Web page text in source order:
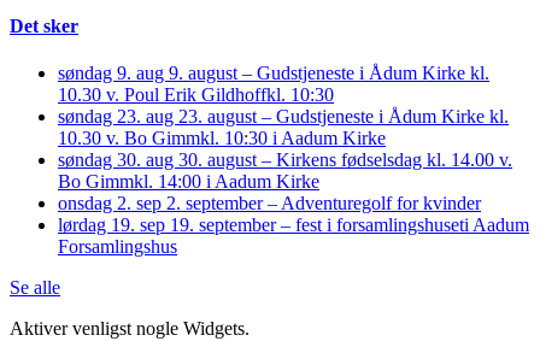
Det sker
søndag 9. aug 9. august – Gudstjeneste i Ådum Kirke kl.
10.30 v. Poul Erik Gildhoffkl. 10:30
søndag 23. aug 23. august – Gudstjeneste i Ådum Kirke kl.
10.30 v. Bo Gimmkl. 10:30 i Aadum Kirke
søndag 30. aug 30. august – Kirkens fødselsdag kl. 14.00 v.
Bo Gimmkl. 14:00 i Aadum Kirke
onsdag 2. sep 2. september – Adventuregolf for kvinder
lørdag 19. sep 19. september – fest i forsamlingshuseti Aadum
Forsamlingshus
Se alle
Aktiver venligst nogle Widgets.